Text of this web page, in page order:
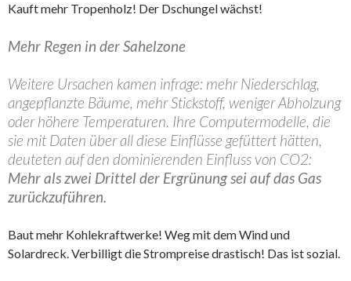
Kauft mehr Tropenholz! Der Dschungel wächst!
Mehr Regen in der Sahelzone
Weitere Ursachen kamen infrage: mehr Niederschlag,
angepflanzte Bäume, mehr Stickstoff, weniger Abholzung
oder höhere Temperaturen. Ihre Computermodelle, die
sie mit Daten über all diese Einflüsse gefüttert hätten,
deuteten auf den dominierenden Einfluss von CO2:
Mehr als zwei Drittel der Ergrünung sei auf das Gas
zurückzuführen.
Baut mehr Kohlekraftwerke! Weg mit dem Wind und
Solardreck. Verbilligt die Strompreise drastisch! Das ist sozial.